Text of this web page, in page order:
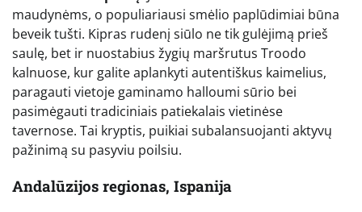
maudynėms, o populiariausi smėlio paplūdimiai būna
beveik tušti. Kipras rudenį siūlo ne tik gulėjimą prieš
saulę, bet ir nuostabius žygių maršrutus Troodo
kalnuose, kur galite aplankyti autentiškus kaimelius,
paragauti vietoje gaminamo halloumi sūrio bei
pasimėgauti tradiciniais patiekalais vietinėse
tavernose. Tai kryptis, puikiai subalansuojanti aktyvų
pažinimą su pasyviu poilsiu.
Andalūzijos regionas, Ispanija